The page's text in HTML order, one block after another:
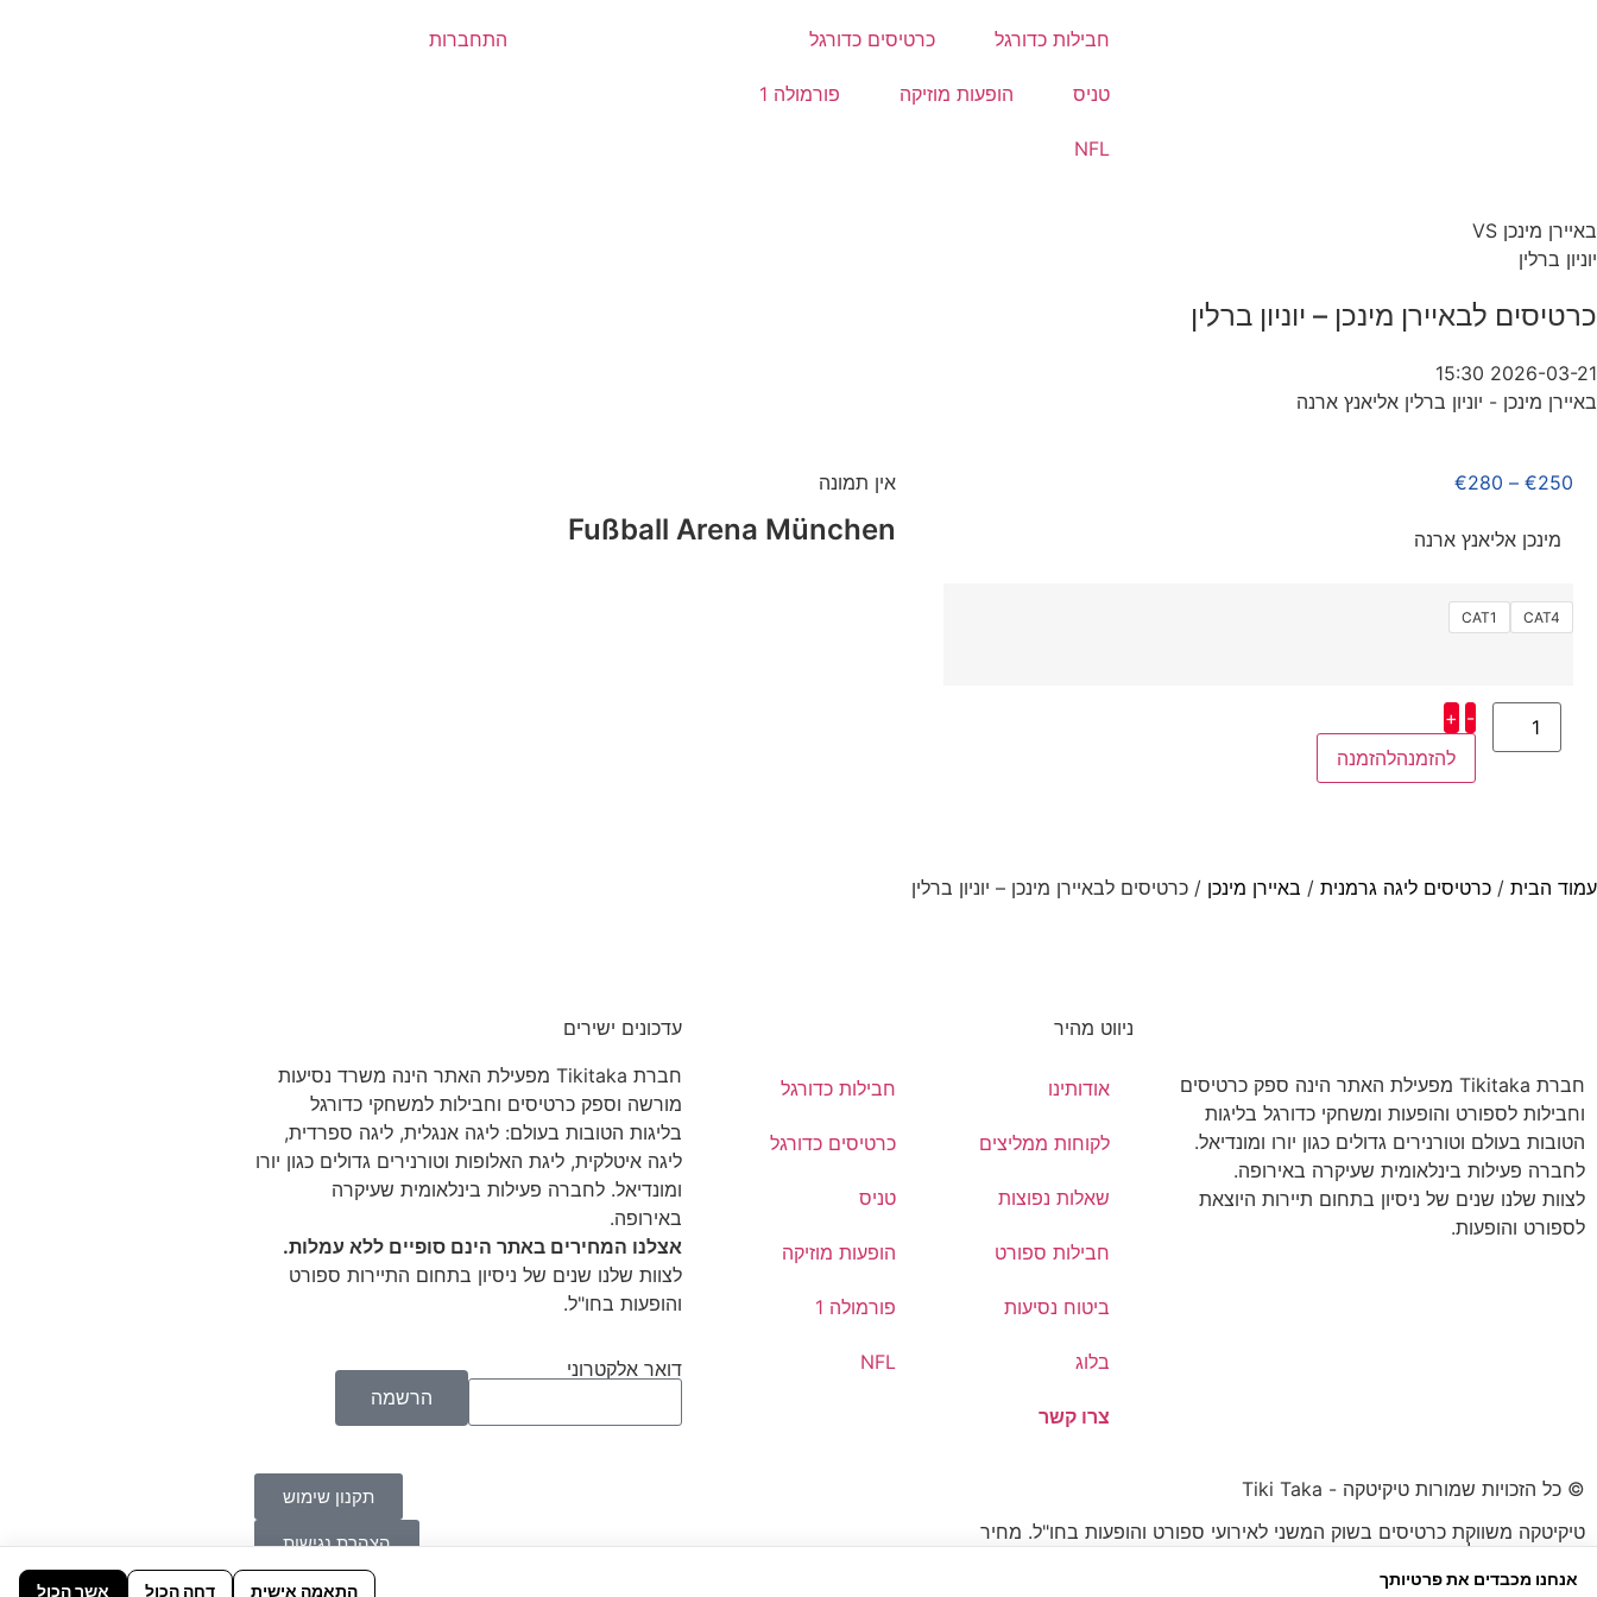
חבילות כדורגל כרטיסים כדורגל
טניס הופעות מוזיקה פורמולה 1
NFL
התחברות
באיירן מינכן VS
יוניון ברלין
כרטיסים לבאיירן מינכן – יוניון ברלין
2026-03-21 15:30
באיירן מינכן - יוניון ברלין אליאנץ ארנה
€250
–
€280
מינכן אליאנץ ארנה
CAT4
CAT1
-
+
להזמנה
אין תמונה
Fußball Arena München
עמוד הבית / כרטיסים ליגה גרמנית / באיירן מינכן / כרטיסים לבאיירן מינכן – יוניון ברלין
חברת Tikitaka מפעילת האתר הינה ספק כרטיסים
וחבילות לספורט והופעות ומשחקי כדורגל בליגות
הטובות בעולם וטורנירים גדולים כגון יורו ומונדיאל.
לחברה פעילות בינלאומית שעיקרה באירופה.
לצוות שלנו שנים של ניסיון בתחום תיירות היוצאת
לספורט והופעות.
ניווט מהיר
אודותינו
לקוחות ממליצים
שאלות נפוצות
חבילות ספורט
ביטוח נסיעות
בלוג
צרו קשר
חבילות כדורגל
כרטיסים כדורגל
טניס
הופעות מוזיקה
פורמולה 1
NFL
עדכונים ישירים
חברת Tikitaka מפעילת האתר הינה משרד נסיעות
מורשה וספק כרטיסים וחבילות למשחקי כדורגל
בליגות הטובות בעולם: ליגה אנגלית, ליגה ספרדית,
ליגה איטלקית, ליגת האלופות וטורנירים גדולים כגון יורו
ומונדיאל. לחברה פעילות בינלאומית שעיקרה
באירופה.
אצלנו המחירים באתר הינם סופיים ללא עמלות.
לצוות שלנו שנים של ניסיון בתחום התיירות ספורט
והופעות בחו"ל.
דואר אלקטרוני
הרשמה
© כל הזכויות שמורות טיקיטקה - Tiki Taka
טיקיטקה משווקת כרטיסים בשוק המשני לאירועי ספורט והופעות בחו"ל. מחיר
הכרטיס עשוי להיות נמוך או גבוה מהמחיר הרשמי.
תקנון שימוש
הצהרת נגישות
אנחנו מכבדים את פרטיותך
התאמה אישית דחה הכול אשר הכול